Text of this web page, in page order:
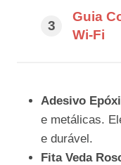
Guia
Wi-Fi
Adesivo
e metálicas.
e durável.
Fita Veda